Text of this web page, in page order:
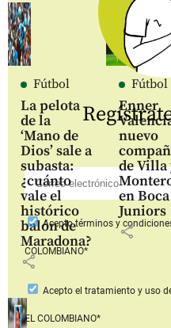
Fútbol
La pelota
de la
‘Mano de
Dios’ sale a
subasta:
¿cuánto
vale el
histórico
balón de
Maradona?
share
Fútbol
Enner
nuevo
de Villa
en Boca
Juniors
share
Aceptotérminos y
COLOMBIANO*
Acepto el tratamiento y uso
EL COLOMBIANO*